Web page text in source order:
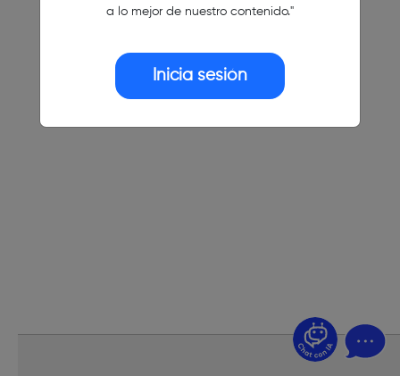
a lo mejor de nuestro contenido."
Inicia sesión